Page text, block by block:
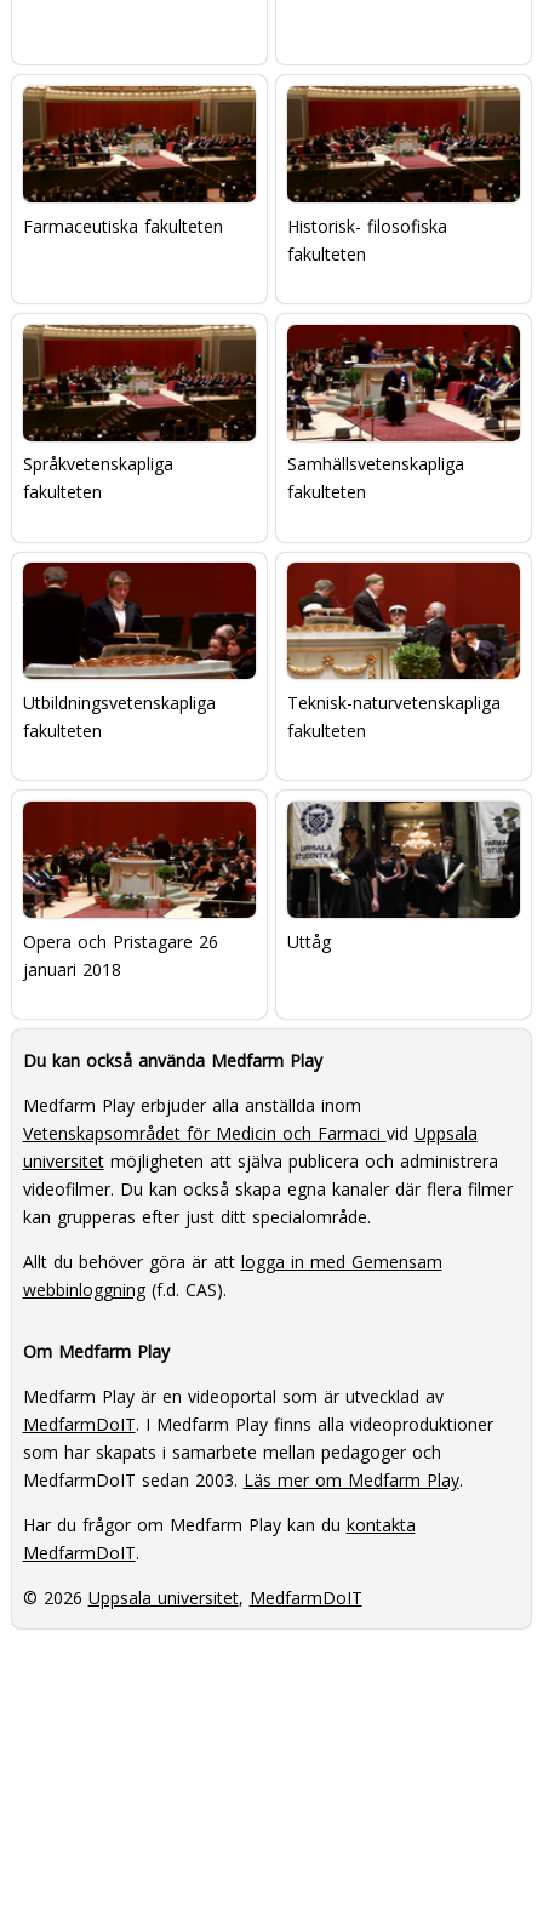
Farmaceutiska fakulteten
Historisk- filosofiska
fakulteten
Språkvetenskapliga
fakulteten
Samhällsvetenskapliga
fakulteten
Utbildningsvetenskapliga
fakulteten
Teknisk-naturvetenskapliga
fakulteten
Opera och Pristagare 26
januari 2018
Uttåg
Du kan också använda Medfarm Play
Medfarm Play erbjuder alla anställda inom
Vetenskapsområdet för Medicin och Farmaci vid Uppsala
universitetmöjligheten att själva publicera och administrera
videofilmer. Du kan också skapa egna kanaler där flera filmer
kan grupperas efter just ditt specialområde.
Allt du behöver göra är att logga in med Gemensam
webbinloggning(f.d. CAS).
Om Medfarm Play
Medfarm Play är en videoportal som är utvecklad av
MedfarmDoIT. I Medfarm Play finns alla videoproduktioner
som har skapats i samarbete mellan pedagoger och
MedfarmDoIT sedan 2003. Läs mer om Medfarm Play.
Har du frågor om Medfarm Play kan du kontakta
MedfarmDoIT.
© 2026 Uppsala universitet, MedfarmDoIT